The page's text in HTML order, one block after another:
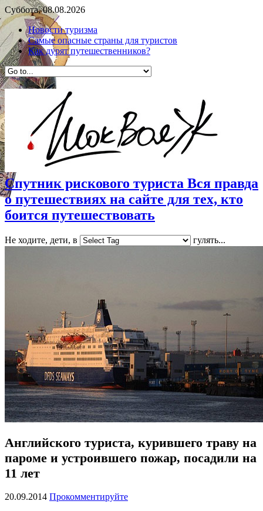
Суббота, 08.08.2026
Новости туризма
Самые опасные страны для туристов
Как дурят путешественников?
Спутник рискового туриста Вся правда
о путешествиях на сайте для тех, кто
боится путешествовать
Не ходите, дети, в гулять...
Английского туриста, курившего траву на
пароме и устроившего пожар, посадили на
11 лет
20.09.2014 Прокомментируйте